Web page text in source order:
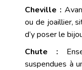
Cheville :
ou de joaillier,
d’y poser le
Chute :
suspendues à